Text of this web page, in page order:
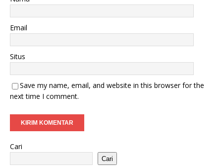
Email
Situs
Save my name, email, and website in this browser for the
next time I comment.
Cari
Cari